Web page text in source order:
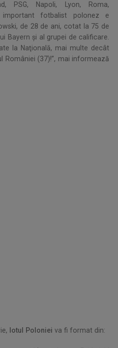
PSG, Napoli, Lyon, Roma,
fotbalist polonez e
de 28 de ani, cotat la 75 de
Bayern şi al grupei de calificare.
la Naţională, mai multe decât
(37)!”, mai informează
lotul Poloniei va fi format din: